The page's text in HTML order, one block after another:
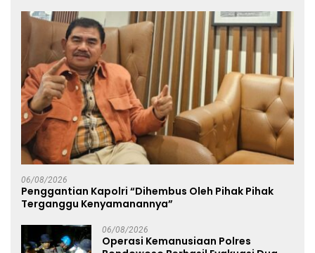
06/08/2026
Penggantian Kapolri “Dihembus Oleh Pihak Pihak
Terganggu Kenyamanannya”
06/08/2026
Operasi Kemanusiaan Polres